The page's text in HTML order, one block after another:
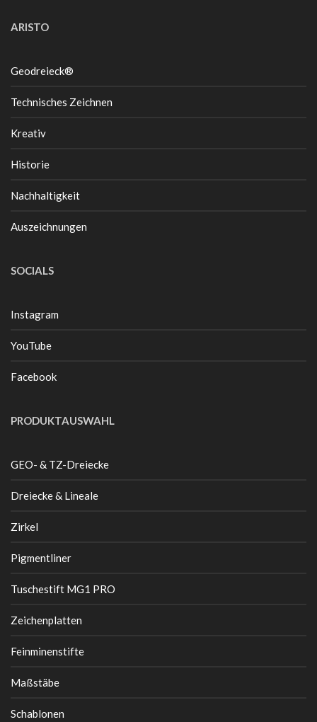
ARISTO
Geodreieck®
Technisches Zeichnen
Kreativ
Historie
Nachhaltigkeit
Auszeichnungen
SOCIALS
Instagram
YouTube
Facebook
PRODUKTAUSWAHL
GEO- & TZ-Dreiecke
Dreiecke & Lineale
Zirkel
Pigmentliner
Tuschestift MG1 PRO
Zeichenplatten
Feinminenstifte
Maßstäbe
Schablonen